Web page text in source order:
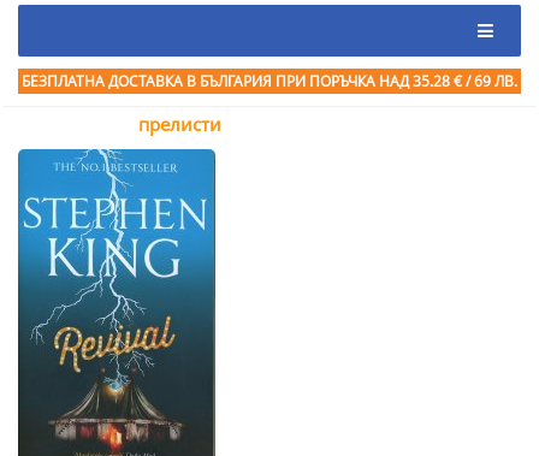
БЕЗПЛАТНА ДОСТАВКА В БЪЛГАРИЯ ПРИ ПОРЪЧКА НАД 35.28 € / 69 ЛВ.
прелисти